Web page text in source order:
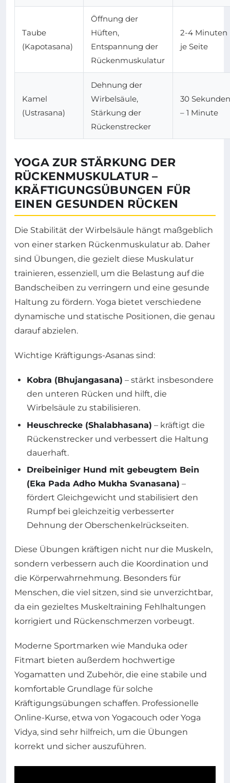
Taube
(Kapotasana)
Öffnung der
Hüften,
Entspannung der
Rückenmuskulatur
2-4 Minuten
je Seite
Kamel
(Ustrasana)
Dehnung der
Wirbelsäule,
Stärkung der
Rückenstrecker
30 Sekunden
– 1 Minute
YOGA ZUR STÄRKUNG DER
RÜCKENMUSKULATUR –
KRÄFTIGUNGSÜBUNGEN FÜR
EINEN GESUNDEN RÜCKEN
Die Stabilität der Wirbelsäule hängt maßgeblich
von einer starken Rückenmuskulatur ab. Daher
sind Übungen, die gezielt diese Muskulatur
trainieren, essenziell, um die Belastung auf die
Bandscheiben zu verringern und eine gesunde
Haltung zu fördern. Yoga bietet verschiedene
dynamische und statische Positionen, die genau
darauf abzielen.
Wichtige Kräftigungs-Asanas sind:
Kobra (Bhujangasana) – stärkt insbesondere
den unteren Rücken und hilft, die
Wirbelsäule zu stabilisieren.
Heuschrecke (Shalabhasana) – kräftigt die
Rückenstrecker und verbessert die Haltung
dauerhaft.
Dreibeiniger Hund mit gebeugtem Bein
(Eka Pada Adho Mukha Svanasana) –
fördert Gleichgewicht und stabilisiert den
Rumpf bei gleichzeitig verbesserter
Dehnung der Oberschenkelrückseiten.
Diese Übungen kräftigen nicht nur die Muskeln,
sondern verbessern auch die Koordination und
die Körperwahrnehmung. Besonders für
Menschen, die viel sitzen, sind sie unverzichtbar,
da ein gezieltes Muskeltraining Fehlhaltungen
korrigiert und Rückenschmerzen vorbeugt.
Moderne Sportmarken wie Manduka oder
Fitmart bieten außerdem hochwertige
Yogamatten und Zubehör, die eine stabile und
komfortable Grundlage für solche
Kräftigungsübungen schaffen. Professionelle
Online-Kurse, etwa von Yogacouch oder Yoga
Vidya, sind sehr hilfreich, um die Übungen
korrekt und sicher auszuführen.